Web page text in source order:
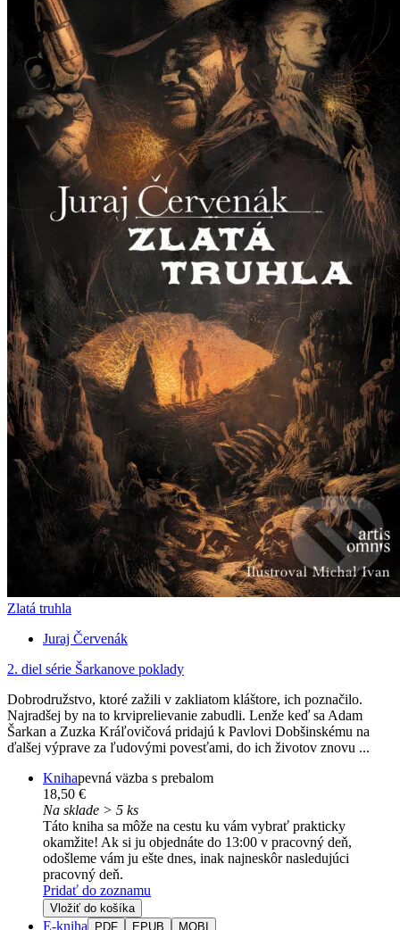
Zlatá truhla
Juraj Červenák
2. diel série Šarkanove poklady
Dobrodružstvo, ktoré zažili v zakliatom kláštore, ich poznačilo.
Najradšej by na to krviprelievanie zabudli. Lenže keď sa Adam
Šarkan a Zuzka Kráľovičová pridajú k Pavlovi Dobšinskému na
ďalšej výprave za ľudovými povesťami, do ich životov znovu ...
Knihapevná väzba s prebalom
18,50 €
Na sklade > 5 ks
Táto kniha sa môže na cestu ku vám vybrať prakticky
okamžite! Ak si ju objednáte do 13:00 v pracovný deň,
odošleme vám ju ešte dnes, inak najneskôr nasledujúci
pracovný deň.
Pridať do zoznamu
Vložiť do košíka
E-kniha PDF EPUB MOBI